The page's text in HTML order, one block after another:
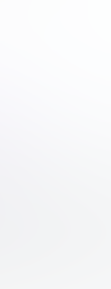
либо
обзоры и
все это